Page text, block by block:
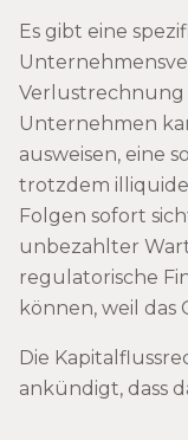
Es gibt eine
Verlustrechnung
Unternehmen
ausweisen, eine
trotzdem
Folgen sofort
unbezahlter
regulatorische
können, weil das
Die
ankündigt, dass